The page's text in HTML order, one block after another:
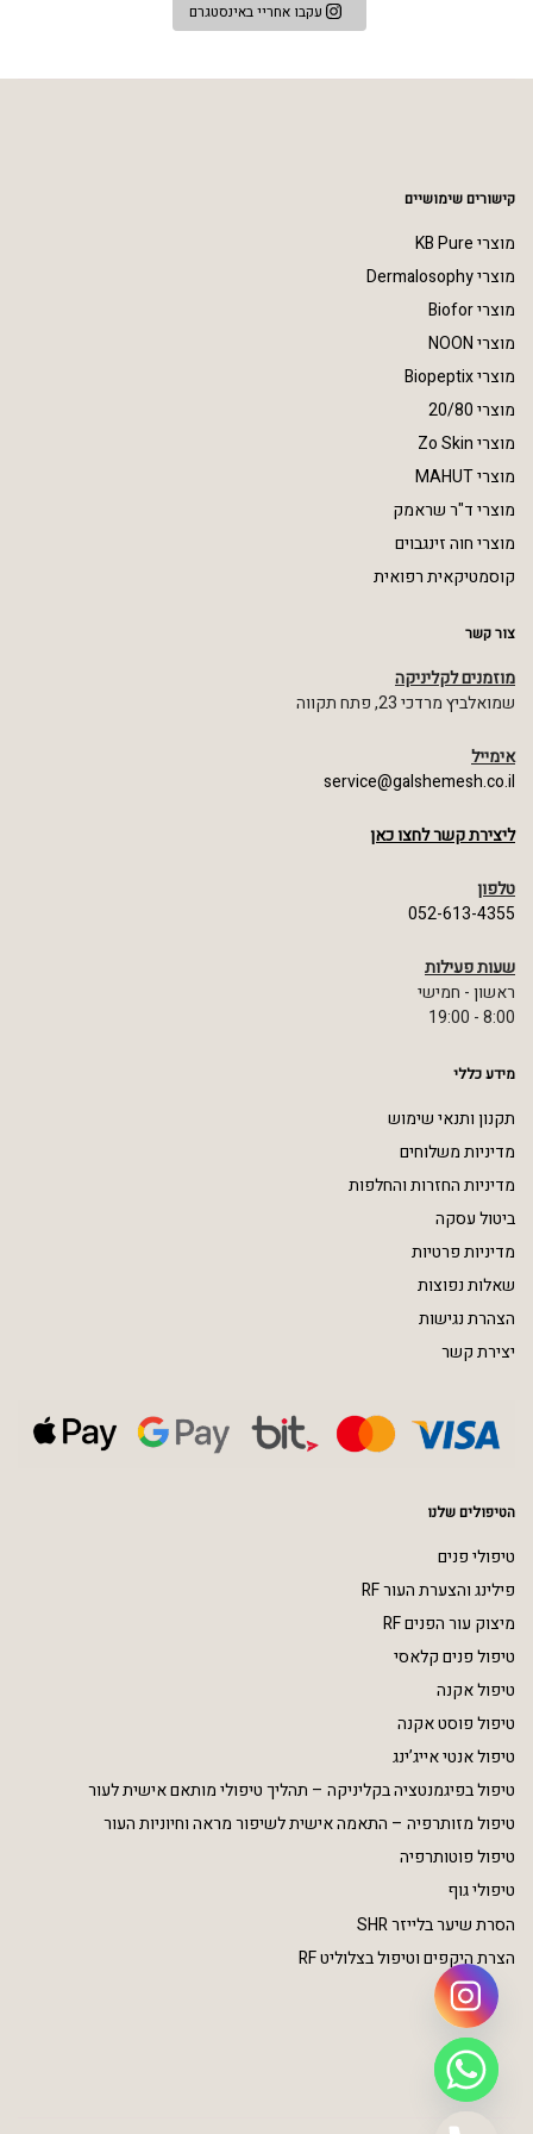
עקבו אחריי באינסטגרם
קישורים שימושיים
מוצרי KB Pure
מוצרי Dermalosophy
מוצרי Biofor
מוצרי NOON
מוצרי Biopeptix
מוצרי 20/80
מוצרי Zo Skin
מוצרי MAHUT
מוצרי ד"ר שראמק
מוצרי חוה זינגבוים
קוסמטיקאית רפואית
צור קשר
מוזמנים לקליניקה
שמואלביץ מרדכי 23, פתח תקווה
אימייל
service@galshemesh.co.il
ליצירת קשר לחצו כאן
טלפון
052-613-4355
שעות פעילות
ראשון - חמישי
8:00 - 19:00
מידע כללי
תקנון ותנאי שימוש
מדיניות משלוחים
מדיניות החזרות והחלפות
ביטול עסקה
מדיניות פרטיות
שאלות נפוצות
הצהרת נגישות
יצירת קשר
הטיפולים שלנו
טיפולי פנים
פילינג והצערת העור RF
מיצוק עור הפנים RF
טיפול פנים קלאסי
טיפול אקנה
טיפול פוסט אקנה
טיפול אנטי אייג’ינג
טיפול בפיגמנטציה בקליניקה – תהליך טיפולי מותאם אישית לעור
טיפול מזותרפיה – התאמה אישית לשיפור מראה וחיוניות העור
טיפול פוטותרפיה
טיפולי גוף
הסרת שיער בלייזר SHR
הצרת היקפים וטיפול בצלוליט RF